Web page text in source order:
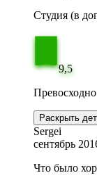
Студия (в
9,5
Превосходно
Раскрыть
Sergei
сентябрь
Что было